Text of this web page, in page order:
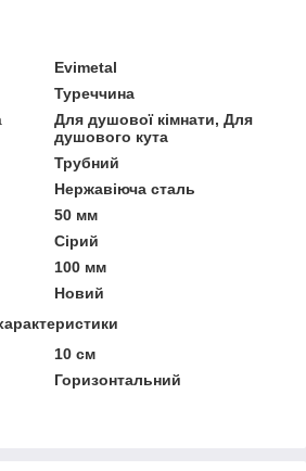
Evimetal
Туреччина
Для душової кімнати, Для
душового кута
Трубний
Нержавіюча сталь
50 мм
Сірий
100 мм
Новий
10 см
Горизонтальний